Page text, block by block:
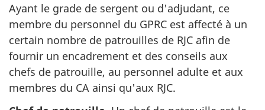
Ayant le grade de sergent ou d'adjudant, ce
membre du personnel du GPRC est affecté à un
certain nombre de patrouilles de RJC afin de
fournir un encadrement et des conseils aux
chefs de patrouille, au personnel adulte et aux
membres du CA ainsi qu'aux RJC.